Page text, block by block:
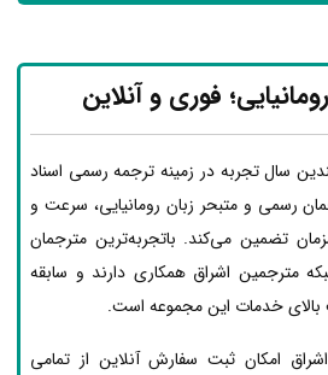
فوری و آنلاین
سال تجربه در زمینه ترجمه رسمی اسناد
رسمی و متبحر زبان رومانیایی، سرعت و
تضمین می‌کند. باتجربه‌ترین مترجمان
مترجمین اشراق همکاری دارند و سابقه
خدمات این مجموعه است.
امکان ثبت سفارش آنلاین از تمامی